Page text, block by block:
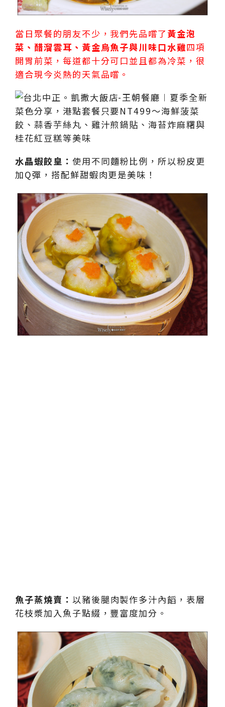
當日聚餐的朋友不少，我們先品嚐了 黃金泡
菜、醋溜雲耳、黃金烏魚子與川味口水雞四項
開胃前菜，每道都十分可口並且都為冷菜，很
適合現今炎熱的天氣品嚐。
水晶蝦餃皇： 使用不同麵粉比例，所以粉皮更
加Q彈，搭配鮮甜蝦肉更是美味！
魚子蒸燒賣： 以豬後腿肉製作多汁內饀，表層
花枝漿加入魚子點綴，豐富度加分。